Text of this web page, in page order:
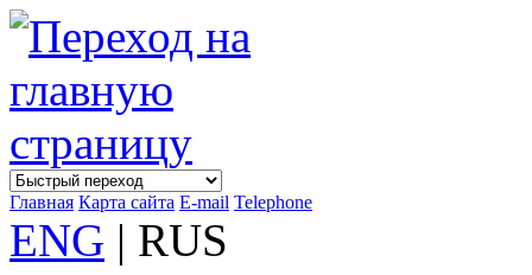
Главная Карта сайта E-mail Telephone
ENG | RUS